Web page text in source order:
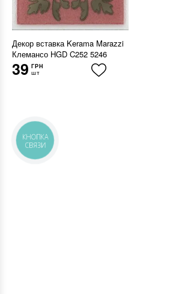
Декор вставка Kerama Marazzi
Клемансо HGD C252 5246
39 ГРН
шт
КНОПКА
СВЯЗИ